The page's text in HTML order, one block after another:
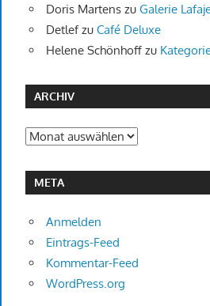
Doris Martenszu Galerie
Detlefzu Café Deluxe
Helene Schönhoffzu
ARCHIV
Archiv
META
Anmelden
Eintrags-Feed
Kommentar-Feed
WordPress.org